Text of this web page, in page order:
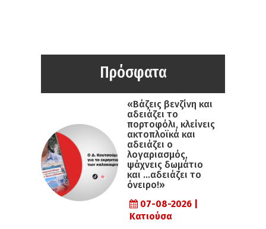
Πρόσφατα
«Βάζεις βενζίνη και
αδειάζει το
πορτοφόλι, κλείνεις
ακτοπλοϊκά και
αδειάζει ο
λογαριασμός,
ψάχνεις δωμάτιο
και …αδειάζει το
όνειρο!»
07-08-2026 |
Κατιούσα